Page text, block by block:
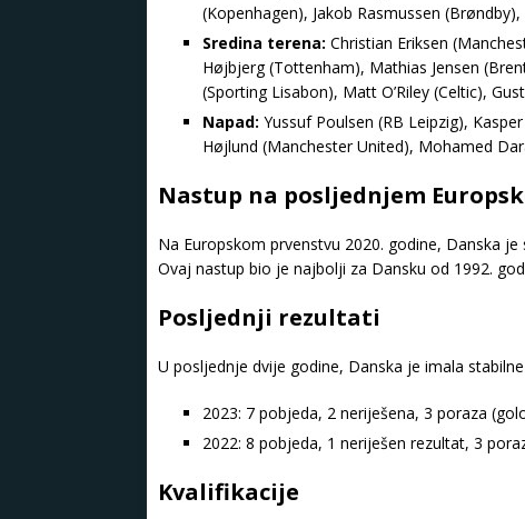
(Kopenhagen), Jakob Rasmussen
Sredina terena: Christian Eriksen
Højbjerg (Tottenham), Mathias Jensen
(Sporting Lisabon), Matt O’Riley (Celtic),
Napad: Yussuf Poulsen (RB Leipzig),
Højlund (Manchester United), Mohamed
Nastup na posljednjem
Na Europskom prvenstvu 2020. godine, Danska
Ovaj nastup bio je najbolji za Dansku od 1992.
Posljednji rezultati
U posljednje dvije godine, Danska je imala
2023: 7 pobjeda, 2 neriješena, 3 poraza
2022: 8 pobjeda, 1 neriješen rezultat, 3
Kvalifikacije